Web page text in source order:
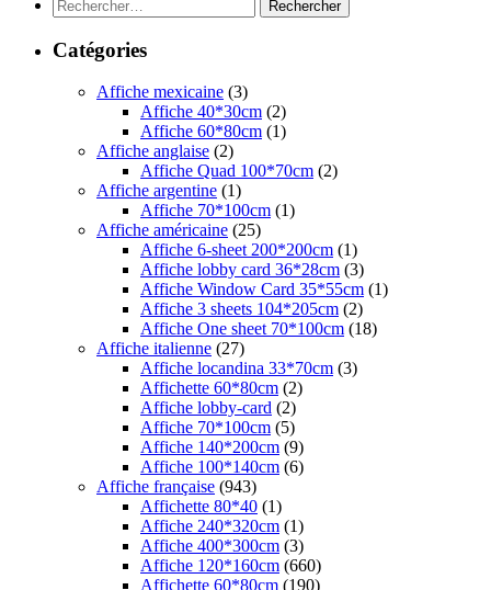
Catégories
Affiche mexicaine (3)
Affiche 40*30cm (2)
Affiche 60*80cm (1)
Affiche anglaise (2)
Affiche Quad 100*70cm (2)
Affiche argentine (1)
Affiche 70*100cm (1)
Affiche américaine (25)
Affiche 6-sheet 200*200cm (1)
Affiche lobby card 36*28cm (3)
Affiche Window Card 35*55cm (1)
Affiche 3 sheets 104*205cm (2)
Affiche One sheet 70*100cm (18)
Affiche italienne (27)
Affiche locandina 33*70cm (3)
Affichette 60*80cm (2)
Affiche lobby-card (2)
Affiche 70*100cm (5)
Affiche 140*200cm (9)
Affiche 100*140cm (6)
Affiche française (943)
Affichette 80*40 (1)
Affiche 240*320cm (1)
Affiche 400*300cm (3)
Affiche 120*160cm (660)
Affichette 60*80cm (190)